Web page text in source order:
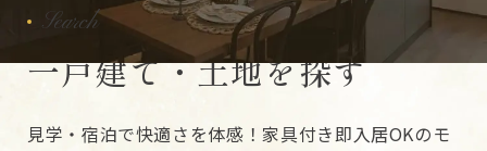
Search
一戸建て・土地を探す
見学・宿泊で快適さを体感！家具付き即入居OKのモ